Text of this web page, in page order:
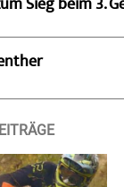
Sieg beim 3.